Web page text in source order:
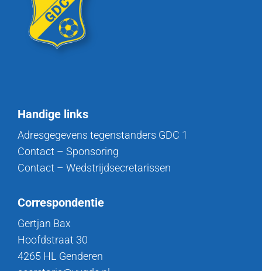
Handige links
Adresgegevens tegenstanders GDC 1
Contact – Sponsoring
Contact – Wedstrijdsecretarissen
Correspondentie
Gertjan Bax
Hoofdstraat 30
4265 HL Genderen